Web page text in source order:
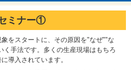
ミナー①
をスタートに、その原因を"なぜ""な
く手法です。多くの生産現場はもちろ
導入されています。